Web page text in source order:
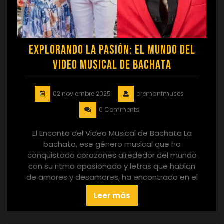
Explorando la Pasión: El Mundo del
Video Musical de Bachata
02 noviembre 2025
cremantmuses
0 Comments
El Encanto del Video Musical de Bachata La
bachata, ese género musical que ha
conquistado corazones alrededor del mundo
con su ritmo apasionado y letras que hablan
de amores y desamores, ha encontrado en el
Leer más